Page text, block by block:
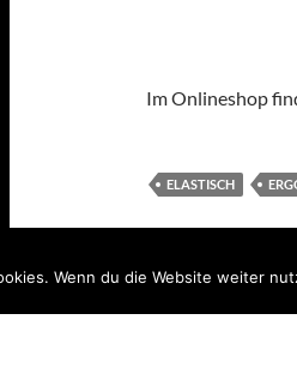
Im Onlineshop
ELASTISCH
Wenn du die Website weiter